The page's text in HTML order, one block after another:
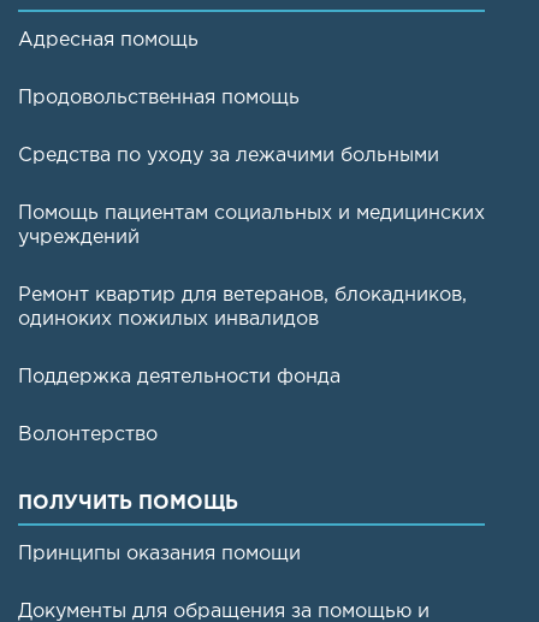
Адресная помощь
Продовольственная помощь
Средства по уходу за лежачими больными
Помощь пациентам социальных и медицинских
учреждений
Ремонт квартир для ветеранов, блокадников,
одиноких пожилых инвалидов
Поддержка деятельности фонда
Волонтерство
ПОЛУЧИТЬ ПОМОЩЬ
Принципы оказания помощи
Документы для обращения за помощью и